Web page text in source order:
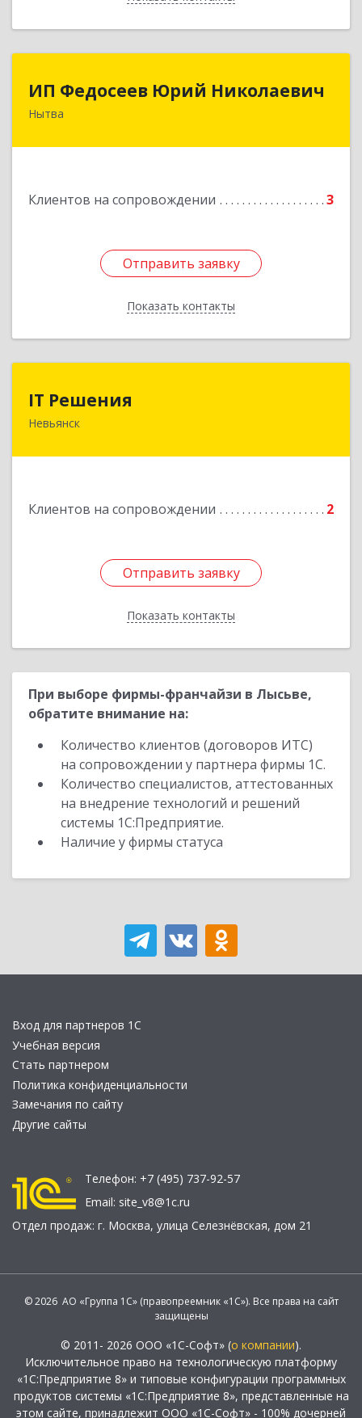
ИП Федосеев Юрий Николаевич
Нытва
Клиентов на сопровождении 3
Отправить заявку
Показать контакты
ИП Федосеев Юрий Николаевич
Отправить заявку
Назад
IT Решения
Невьянск
Клиентов на сопровождении 2
Отправить заявку
Показать контакты
Отправить заявку
Назад
При выборе фирмы-франчайзи в Лысьве,
обратите внимание на:
Количество клиентов (договоров ИТС)
на сопровождении у партнера фирмы 1С.
Количество специалистов, аттестованных
на внедрение технологий и решений
системы 1С:Предприятие.
Наличие у фирмы статуса
Вход для партнеров 1С
Учебная версия
Стать партнером
Политика конфиденциальности
Замечания по сайту
Другие сайты
Телефон: +7 (495) 737-92-57
Email: site_v8@1c.ru
Отдел продаж: г. Москва, улица Селезнёвская, дом 21
© 2026 АО «Группа 1С» (правопреемник «1С»). Все права на сайт
защищены
© 2011- 2026 ООО «1С-Софт» (о компании).
Исключительное право на технологическую платформу
«1С:Предприятие 8» и типовые конфигурации программных
продуктов системы «1С:Предприятие 8», представленные на
этом сайте, принадлежит ООО «1С-Софт» - 100% дочерней